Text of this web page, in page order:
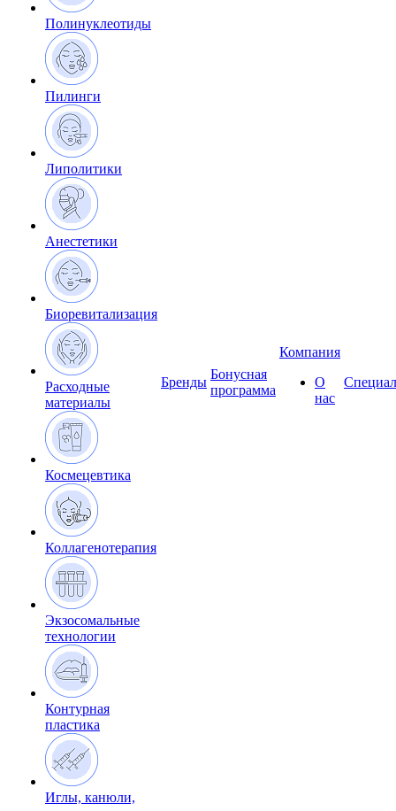
Полинуклеотиды
Пилинги
Липолитики
Анестетики
Биоревитализация
Расходные
материалы
Космецевтика
Коллагенотерапия
Экзосомальные
технологии
Контурная
пластика
Иглы, канюли,
Бренды
Бонусная
программа
Компания
О
нас